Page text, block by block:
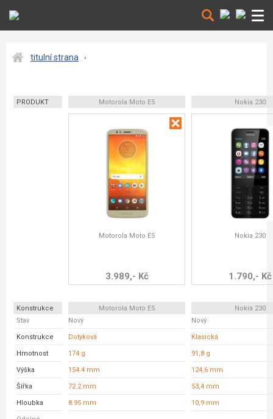
titulní strana
PRODUKT Motorola Moto E5 Nokia 230
Motorola Moto E5
3.989,- Kč
Nokia 230
1.790,- Kč
Konstrukce Motorola Moto E5
Nokia 230
Stav
Nový Nový
Konstrukce Dotyková Klasická
Hmotnost 174 g 91,8 g
Výška 154.4 mm 124,6 mm
Šířka 72.2 mm 53,4 mm
Hloubka 8.95 mm 10,9 mm